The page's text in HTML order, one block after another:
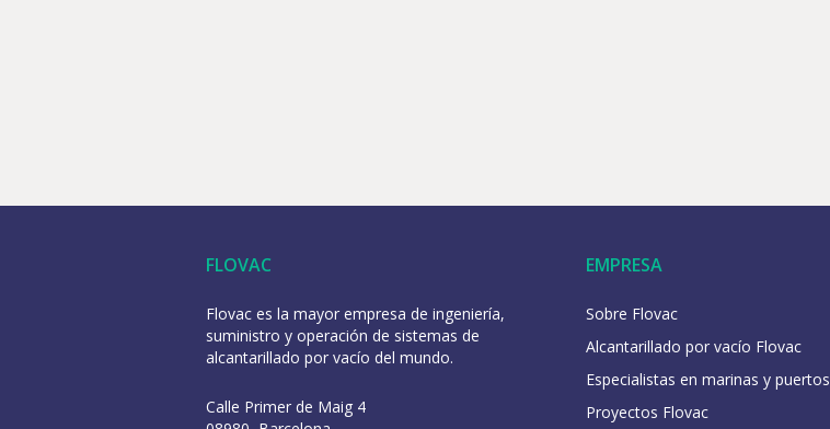
FLOVAC
Flovac es la mayor empresa de ingeniería,
suministro y operación de sistemas de
alcantarillado por vacío del mundo.
Calle Primer de Maig 4
EMPRESA
Sobre Flovac
Alcantarillado por vacío Flovac
Especialistas en marinas y puertos
Proyectos Flovac